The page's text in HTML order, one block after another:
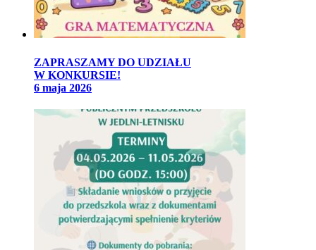
ZAPRASZAMY DO UDZIAŁU
W KONKURSIE!
6 maja 2026